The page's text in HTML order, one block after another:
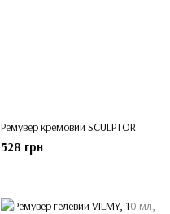
Ремувер кремовий SCULPTOR
528 грн